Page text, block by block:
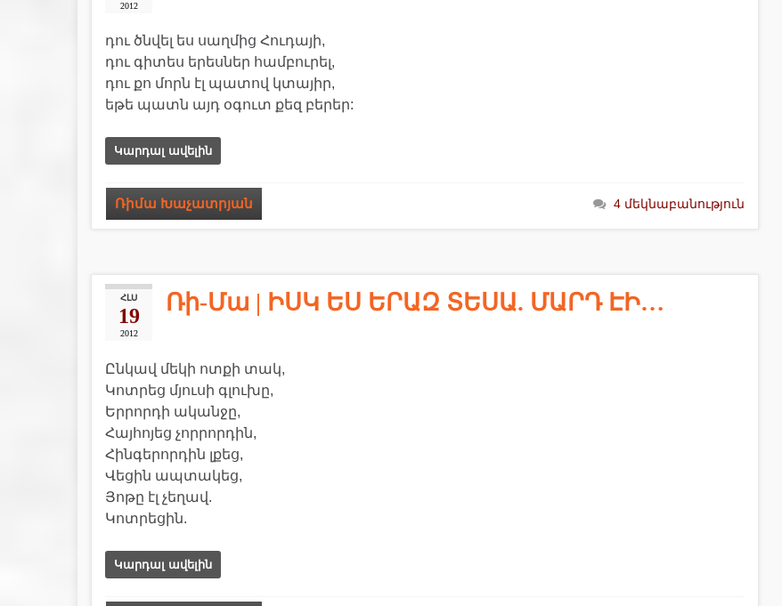
2012
դու ծնվել ես սաղմից Հուդայի,
դու գիտես երեսներ համբուրել,
դու քո մորն էլ պատով կտայիր,
եթե պատն այդ օգուտ քեզ բերեր:
Կարդալ ավելին
Ռիմա Խաչատրյան 4 մեկնաբանություն
ՀԼՍ
19
2012
Ռի-Մա | ԻՍԿ ԵՍ ԵՐԱԶ ՏԵՍԱ. ՄԱՐԴ ԷԻ…
Ընկավ մեկի ոտքի տակ,
Կոտրեց մյուսի գլուխը,
Երրորդի ականջը,
Հայհոյեց չորրորդին,
Հինգերորդին լքեց,
Վեցին ապտակեց,
Յոթը էլ չեղավ.
Կոտրեցին.
Կարդալ ավելին